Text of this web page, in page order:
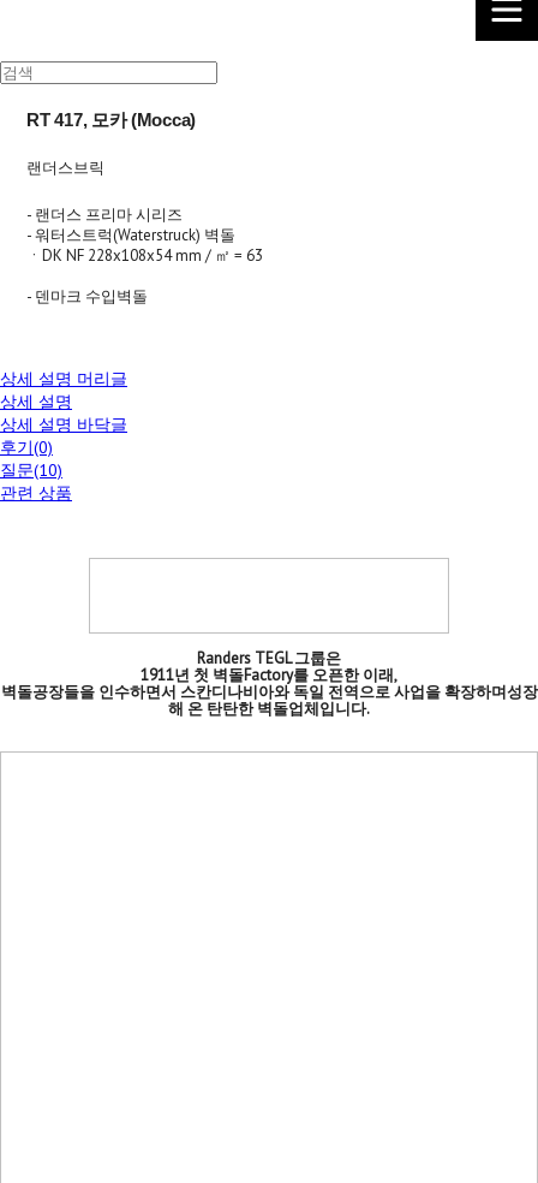
RT 417, 모카 (Mocca)
랜더스브릭
- 랜더스 프리마 시리즈
- 워터스트럭(Waterstruck) 벽돌
ㆍDK NF 228x108x54 mm / ㎡ = 63
- 덴마크 수입벽돌
상세 설명 머리글
상세 설명
상세 설명 바닥글
후기(0)
질문(10)
관련 상품
Randers TEGL 그룹은
1911년 첫 벽돌Factory를 오픈한 이래,
벽돌공장들을 인수하면서 스칸디나비아와 독일 전역으로 사업을 확장하며성장
해 온 탄탄한 벽돌업체입니다.